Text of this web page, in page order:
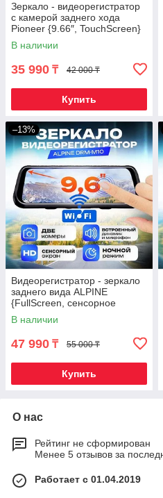
Зеркало - видеорегистратор
с камерой заднего хода
Pioneer {9.66″, TouchScreen}
(P1 FullHD)
В наличии
35 990 ₸ 42 000 ₸
Купить
–13%
Видеорегистратор - зеркало
заднего вида ALPINE
{FullScreen, сенсорное
управление} (Plus 2K+WiFi)
В наличии
47 990 ₸ 55 000 ₸
Купить
О нас
Рейтинг не сформирован
Менее 5 отзывов за
Работает с 01.04.2019